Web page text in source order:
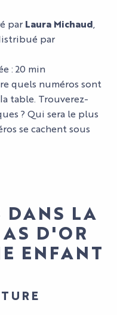
par Laura Michaud
par
: 20 min
quels numéros sont
table. Trouverez-
? Qui sera le plus
se cachent sous
DANS LA
D'OR
ENFANT